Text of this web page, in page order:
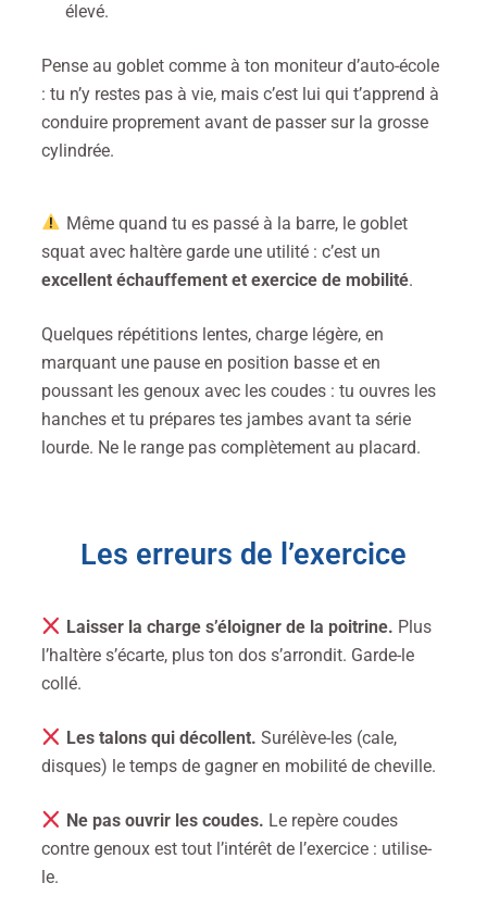
élevé.
Pense au goblet comme à ton moniteur d’auto-école
: tu n’y restes pas à vie, mais c’est lui qui t’apprend à
conduire proprement avant de passer sur la grosse
cylindrée.
Même quand tu es passé à la barre, le goblet
squat avec haltère garde une utilité : c’est un
excellent échauffement et exercice de mobilité.
Quelques répétitions lentes, charge légère, en
marquant une pause en position basse et en
poussant les genoux avec les coudes : tu ouvres les
hanches et tu prépares tes jambes avant ta série
lourde. Ne le range pas complètement au placard.
Les erreurs de l’exercice
Laisser la charge s’éloigner de la poitrine. Plus
l’haltère s’écarte, plus ton dos s’arrondit. Garde-le
collé.
Les talons qui décollent. Surélève-les (cale,
disques) le temps de gagner en mobilité de cheville.
Ne pas ouvrir les coudes. Le repère coudes
contre genoux est tout l’intérêt de l’exercice : utilise-
le.